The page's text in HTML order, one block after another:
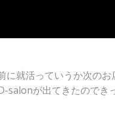
就活っていうか次のお
salonが出てきたのでき